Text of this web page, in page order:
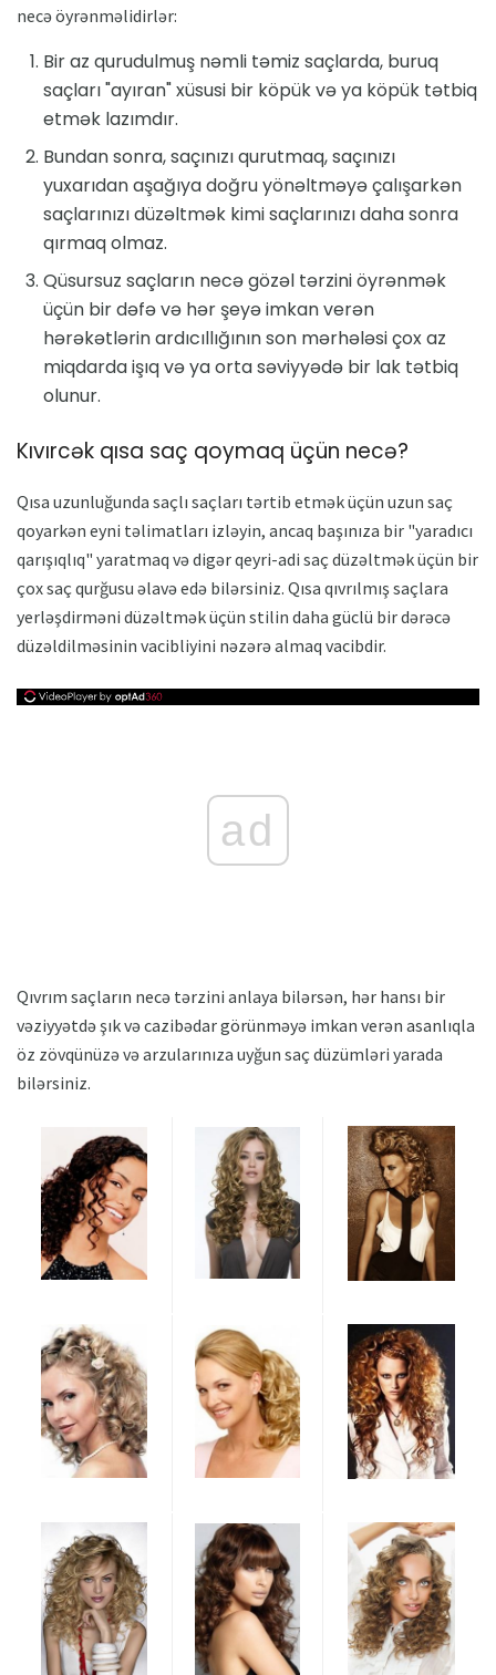
necə öyrənməlidirlər:
Bir az qurudulmuş nəmli təmiz saçlarda, buruq
saçları "ayıran" xüsusi bir köpük və ya köpük tətbiq
etmək lazımdır.
Bundan sonra, saçınızı qurutmaq, saçınızı
yuxarıdan aşağıya doğru yönəltməyə çalışarkən
saçlarınızı düzəltmək kimi saçlarınızı daha sonra
qırmaq olmaz.
Qüsursuz saçların necə gözəl tərzini öyrənmək
üçün bir dəfə və hər şeyə imkan verən
hərəkətlərin ardıcıllığının son mərhələsi çox az
miqdarda işıq və ya orta səviyyədə bir lak tətbiq
olunur.
Kıvırcək qısa saç qoymaq üçün necə?
Qısa uzunluğunda saçlı saçları tərtib etmək üçün uzun saç
qoyarkən eyni təlimatları izləyin, ancaq başınıza bir "yaradıcı
qarışıqlıq" yaratmaq və digər qeyri-adi saç düzəltmək üçün bir
çox saç qurğusu əlavə edə bilərsiniz. Qısa qıvrılmış saçlara
yerləşdirməni düzəltmək üçün stilin daha güclü bir dərəcə
düzəldilməsinin vacibliyini nəzərə almaq vacibdir.
ad
Qıvrım saçların necə tərzini anlaya bilərsən, hər hansı bir
vəziyyətdə şık və cazibədar görünməyə imkan verən asanlıqla
öz zövqünüzə və arzularınıza uyğun saç düzümləri yarada
bilərsiniz.